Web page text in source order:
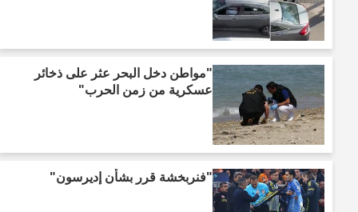
"مواطن دخل البحر عثر على ذخائر
عسكرية من زمن الحرب"
"فنربخشة قرر بشأن إديرسون"